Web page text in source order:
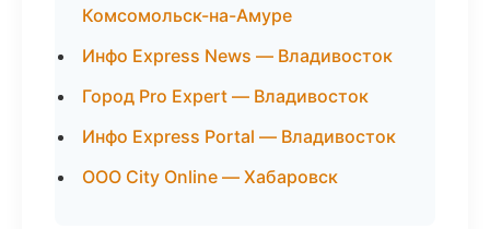
Комсомольск-на-Амуре
Инфо Express News — Владивосток
Город Pro Expert — Владивосток
Инфо Express Portal — Владивосток
ООО City Online — Хабаровск